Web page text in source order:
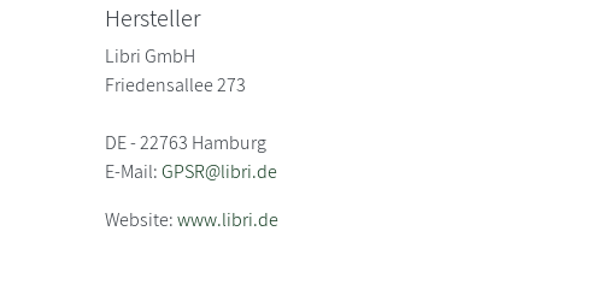
Hersteller
Libri GmbH
Friedensallee 273
DE - 22763 Hamburg
E-Mail:GPSR@libri.de
Website:www.libri.de